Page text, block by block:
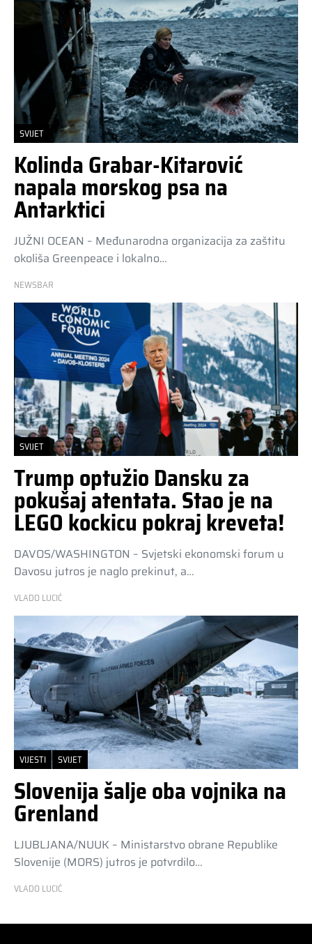
SVIJET
Kolinda Grabar-Kitarović
napala morskog psa na
Antarktici
JUŽNI OCEAN – Međunarodna organizacija za zaštitu
okoliša Greenpeace i lokalno…
NEWSBAR
SVIJET
Trump optužio Dansku za
pokušaj atentata. Stao je na
LEGO kockicu pokraj kreveta!
DAVOS/WASHINGTON – Svjetski ekonomski forum u
Davosu jutros je naglo prekinut, a…
VLADO LUCIĆ
VIJESTI SVIJET
Slovenija šalje oba vojnika na
Grenland
LJUBLJANA/NUUK – Ministarstvo obrane Republike
Slovenije (MORS) jutros je potvrdilo…
VLADO LUCIĆ